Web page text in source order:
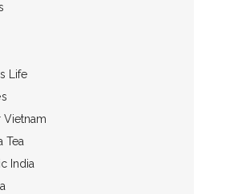
Life
Vietnam
Tea
India